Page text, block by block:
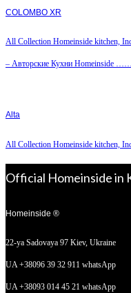
COLOMBO XR
All Collection Homeinside kitchen,
– Авторские Кухни Homeinside ……
Alta
All Collection Homeinside kitchen,
Official Homeinside in
Homeinside ®
22-ya Sadovaya 97 Kiev, Ukraine
UA +38096 39 32 911 whatsApp
UA +38093 014 45 21 whatsApp